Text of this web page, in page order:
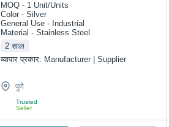
MOQ - 1 Unit/Units
Color - Silver
General Use - Industrial
Material - Stainless Steel
2 साल
व्यापार प्रकार: Manufacturer | Supplier
पुणे
Trusted
Seller